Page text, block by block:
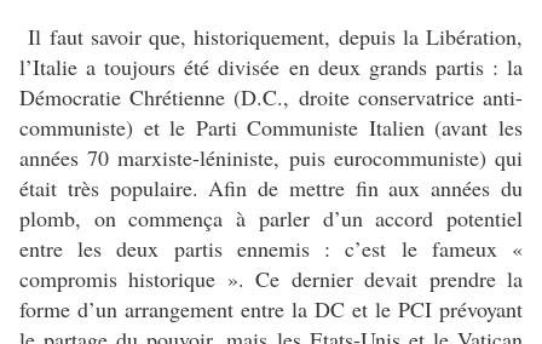
Il faut savoir que, historiquement, depuis la Libération,
l’Italie a toujours été divisée en deux grands partis : la
Démocratie Chrétienne (D.C., droite conservatrice anti-
communiste) et le Parti Communiste Italien (avant les
années 70 marxiste-léniniste, puis eurocommuniste) qui
était très populaire. Afin de mettre fin aux années du
plomb, on commença à parler d’un accord potentiel
entre les deux partis ennemis : c’est le fameux «
compromis historique ». Ce dernier devait prendre la
forme d’un arrangement entre la DC et le PCI prévoyant